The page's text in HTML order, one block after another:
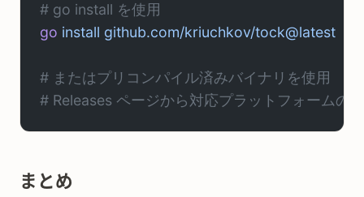
# go install を使用
go install github.com/kriuchkov/tock@latest
# またはプリコンパイル済みバイナリを使用
# Releases ページから対応プラットフォームの
まとめ